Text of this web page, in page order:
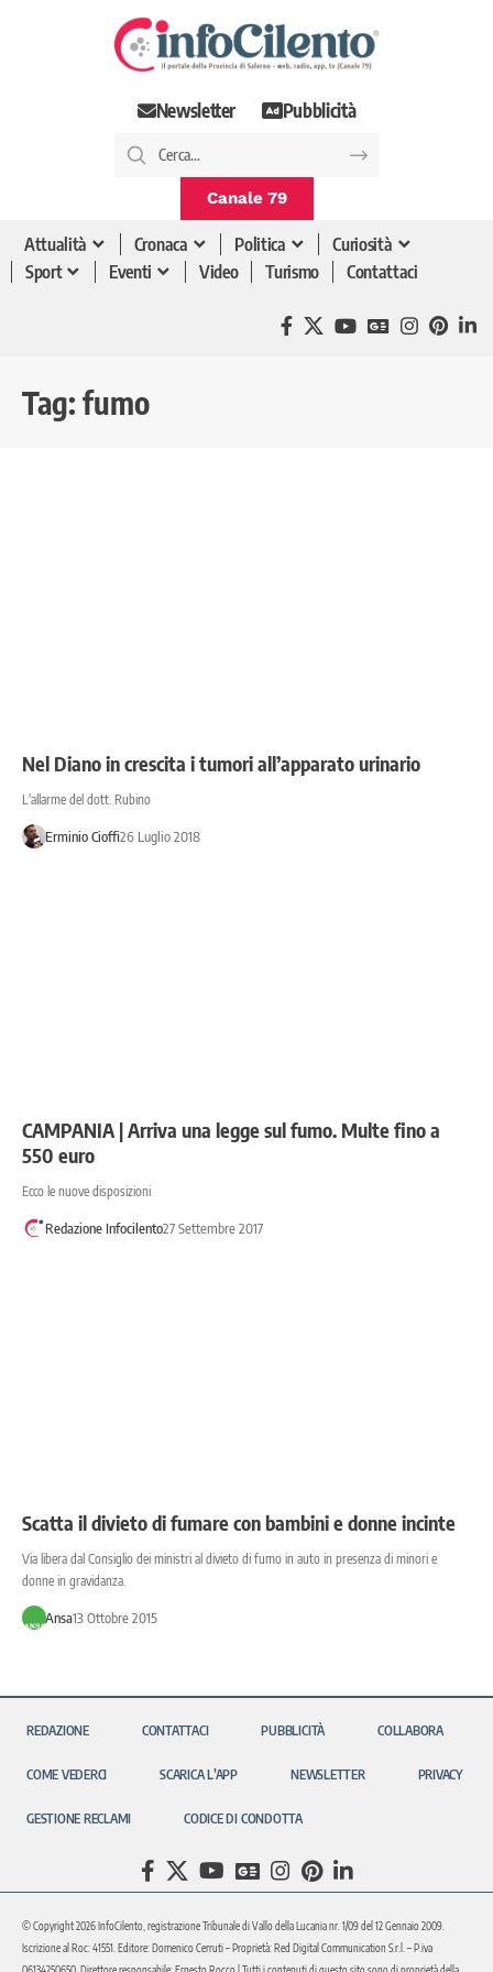
Newsletter Pubblicità
Canale 79
Attualità Cronaca Politica
Curiosità
Sport
Eventi Video Turismo Contattaci
Tag: fumo
Nel Diano in crescita i tumori all’apparato urinario
L'allarme del dott. Rubino
Erminio Cioffi26 Luglio 2018
CAMPANIA | Arriva una legge sul fumo. Multe fino a
550 euro
Ecco le nuove disposizioni
Redazione Infocilento27 Settembre 2017
Scatta il divieto di fumare con bambini e donne incinte
Via libera dal Consiglio dei ministri al divieto di fumo in auto in presenza di minori e
donne in gravidanza.
Ansa13 Ottobre 2015
REDAZIONE CONTATTACI PUBBLICITÀ COLLABORA
COME VEDERCI SCARICA L’APP NEWSLETTER PRIVACY
GESTIONE RECLAMI CODICE DI CONDOTTA
© Copyright 2026 InfoCilento, registrazione Tribunale di Vallo della Lucania nr. 1/09 del 12 Gennaio 2009.
Iscrizione al Roc: 41551. Editore: Domenico Cerruti – Proprietà: Red Digital Communication S.r.l. – P.iva